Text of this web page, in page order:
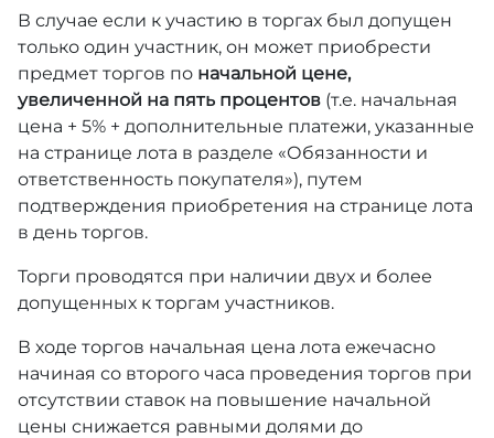
В случае если к участию в торгах был допущен
только один участник, он может приобрести
предмет торгов по начальной цене,
увеличенной на пять процентов (т.е. начальная
цена + 5% + дополнительные платежи, указанные
на странице лота в разделе «Обязанности и
ответственность покупателя»), путем
подтверждения приобретения на странице лота
в день торгов.
Торги проводятся при наличии двух и более
допущенных к торгам участников.
В ходе торгов начальная цена лота ежечасно
начиная со второго часа проведения торгов при
отсутствии ставок на повышение начальной
цены снижается равными долями до